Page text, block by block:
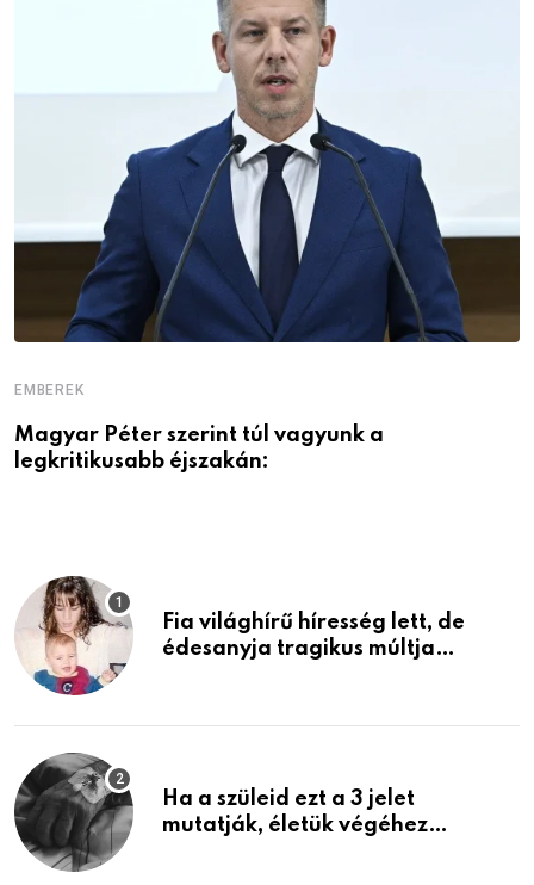
EMBEREK
Magyar Péter szerint túl vagyunk a
legkritikusabb éjszakán:
Fia világhírű híresség lett, de
édesanyja tragikus múltja
Ha a szüleid ezt a 3 jelet
mutatják, életük végéhez